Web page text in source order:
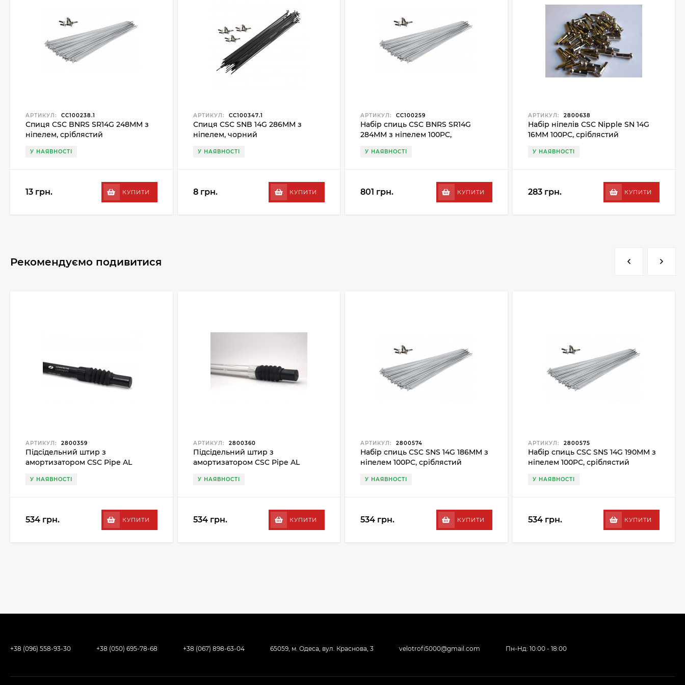
АРТИКУЛ: CC100238.1
Спиця CSC BNRS SR14G 248MM з
ніпелем, сріблястий
У НАЯВНОСТІ
13 грн. КУПИТИ
АРТИКУЛ: CC100347.1
Спиця CSC SNB 14G 286MM з
ніпелем, чорний
У НАЯВНОСТІ
8 грн. КУПИТИ
АРТИКУЛ: CC100259
Набір спиць CSC BNRS SR14G
284MM з ніпелем 100PC,
У НАЯВНОСТІ
801 грн. КУПИТИ
АРТИКУЛ: 2800638
Набір ніпелів CSC Nipple SN 14G
16MM 100PC, сріблястий
У НАЯВНОСТІ
283 грн. КУПИТИ
Рекомендуємо подивитися
АРТИКУЛ: 2800359
Підсідельний штир з
амортизатором CSC Pipe AL
У НАЯВНОСТІ
534 грн. КУПИТИ
АРТИКУЛ: 2800360
Підсідельний штир з
амортизатором CSC Pipe AL
У НАЯВНОСТІ
534 грн. КУПИТИ
АРТИКУЛ: 2800574
Набір спиць CSC SNS 14G 186MM з
ніпелем 100PC, сріблястий
У НАЯВНОСТІ
534 грн. КУПИТИ
АРТИКУЛ: 2800575
Набір спиць CSC SNS 14G 190MM з
ніпелем 100PC, сріблястий
У НАЯВНОСТІ
534 грн. КУПИТИ
+38 (096) 558-93-30 +38 (050) 695-78-68 +38 (067) 898-63-04 65059, м. Одеса, вул. Краснова, 3 velotrofi5000@gmail.com Пн-Нд: 10:00 - 18:00